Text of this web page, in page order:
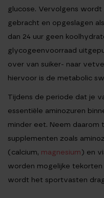
glucose. Vervolgens
gebracht en opgeslagen
dan 24 uur geen
glycogeenvoorraad
over van suiker- naar
hiervoor is de metabolic
Tijdens de periode dat je
essentiële aminozuren
minder eet. Neem
supplementen zoals
(calcium, magnesium) en
worden mogelijke
wordt het sportvasten